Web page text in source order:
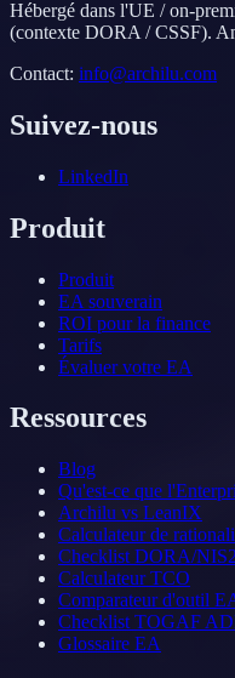
Hébergé dans l'UE / on-
(contexte DORA / CSSF).
Contact: info@archilu.com
Suivez-nous
LinkedIn
Produit
Produit
EA souverain
ROI pour la finance
Tarifs
Évaluer votre EA
Ressources
Blog
Qu'est-ce que
Archilu vs LeanIX
Calculateur de
Checklist DORA/NIS2
Calculateur TCO
Comparateur d'outil
Checklist TOGAF
Glossaire EA